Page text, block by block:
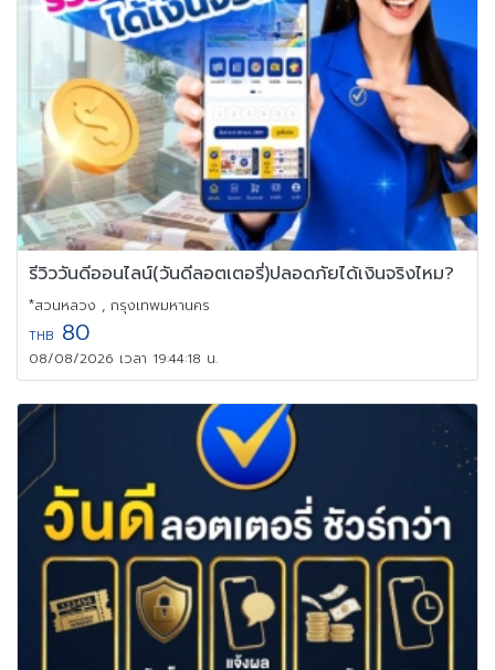
รีวิววันดีออนไลน์(วันดีลอตเตอรี่)ปลอดภัยได้เงินจริงไหม?
*สวนหลวง , กรุงเทพมหานคร
THB 80
08/08/2026 เวลา 19:44:18 น.